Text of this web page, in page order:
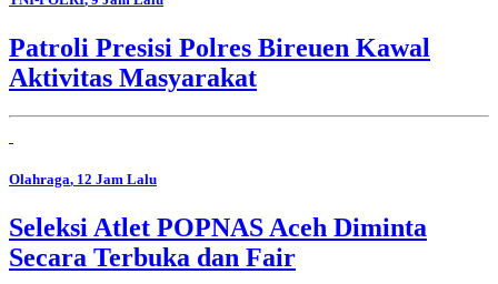
Patroli Presisi Polres Bireuen Kawal
Aktivitas Masyarakat
Olahraga, 12 Jam Lalu
Seleksi Atlet POPNAS Aceh Diminta
Secara Terbuka dan Fair